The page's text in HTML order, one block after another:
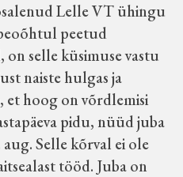
Lelle VT ühingu
peetud
selle küsimuse vastu
naiste hulgas ja
et hoog on võrdlemisi
pidu, nüüd juba
aug. Selle kõrval ei ole
tööd. Juba on